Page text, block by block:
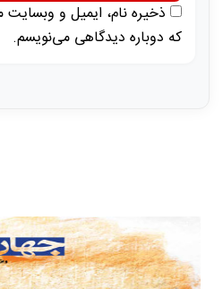
ذخیره نام، ایمیل و وبسایت
که دوباره دیدگاهی می‌نویسم.